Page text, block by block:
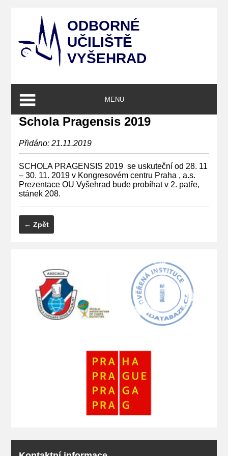
ODBORNÉ
UČILIŠTĚ
VYŠEHRAD
MENU
Schola Pragensis 2019
Přidáno: 21.11.2019
SCHOLA PRAGENSIS 2019 se uskuteční od 28. 11
– 30. 11. 2019 v Kongresovém centru Praha , a.s.
Prezentace OU Vyšehrad bude probíhat v 2. patře,
stánek 208.
← Zpět